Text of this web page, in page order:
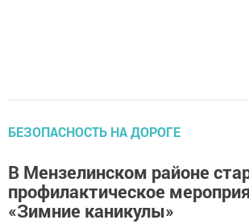
БЕЗОПАСНОСТЬ НА ДОРОГЕ
В Мензелинском районе
профилактическое
«Зимние каникулы»